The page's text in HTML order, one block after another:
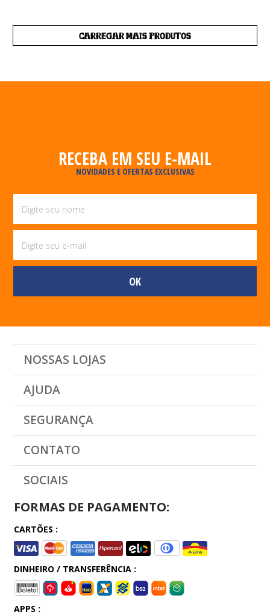
CARREGAR MAIS PRODUTOS
RECEBA EM SEU E-MAIL
NOVIDADES E OFERTAS EXCLUSIVAS
NOSSAS LOJAS
AJUDA
SEGURANÇA
CONTATO
SOCIAIS
FORMAS DE PAGAMENTO:
CARTÕES :
DINHEIRO / TRANSFERÊNCIA :
APPS :